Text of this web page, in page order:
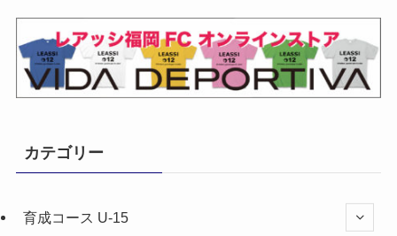
カテゴリー
育成コース U-15